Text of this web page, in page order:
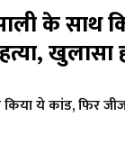
के साथ
खुलासा
ये कांड, फिर